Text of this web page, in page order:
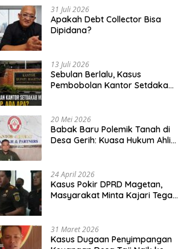
31 Juli 2026
Apakah Debt Collector Bisa
Dipidana?
13 Juli 2026
Sebulan Berlalu, Kasus
Pembobolan Kantor Setdakab
20 Mei 2026
Babak Baru Polemik Tanah di
Desa Gerih: Kuasa Hukum Ahli
24 April 2026
Kasus Pokir DPRD Magetan,
Masyarakat Minta Kajari Tegak
31 Maret 2026
Kasus Dugaan Penyimpangan